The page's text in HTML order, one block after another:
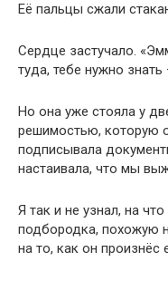
Её пальцы сжали
Сердце застучало.
туда, тебе нужно знать
Но она уже стояла у
решимостью, которую
подписывала
настаивала, что мы
Я так и не узнал, на
подбородка, похожую
на то, как он произнёс